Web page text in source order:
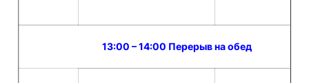
13:00 – 14:00 Перерыв на обед